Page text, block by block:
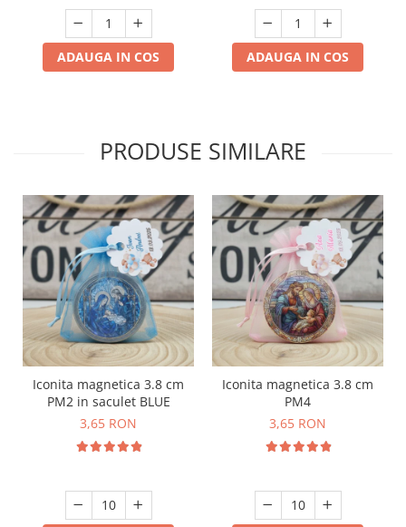
ADAUGA IN COS ADAUGA IN COS
PRODUSE SIMILARE
Iconita magnetica 3.8 cm
PM2 in saculet BLUE
3,65 RON
Iconita magnetica 3.8 cm
PM4
3,65 RON